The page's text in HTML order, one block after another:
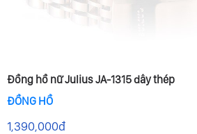
Đồng hồ nữ Julius JA-1315 dây thép
ĐỒNG HỒ
1,390,000đ